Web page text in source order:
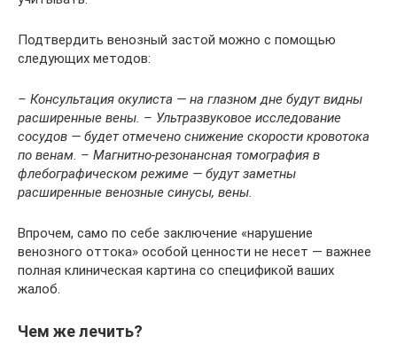
Подтвердить венозный застой можно с помощью
следующих методов:
– Консультация окулиста — на глазном дне будут видны
расширенные вены. – Ультразвуковое исследование
сосудов — будет отмечено снижение скорости кровотока
по венам. – Магнитно-резонансная томография в
флебографическом режиме — будут заметны
расширенные венозные синусы, вены.
Впрочем, само по себе заключение «нарушение
венозного оттока» особой ценности не несет — важнее
полная клиническая картина со спецификой ваших
жалоб.
Чем же лечить?